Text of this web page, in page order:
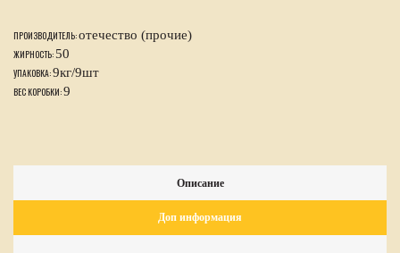
ПРОИЗВОДИТЕЛЬ:отечество (прочие)
ЖИРНОСТЬ: 50
УПАКОВКА:9кг/9шт
ВЕС КОРОБКИ:9
Описание
Доп информация